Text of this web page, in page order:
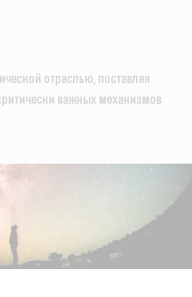
отраслью, поставляя
важных механизмов